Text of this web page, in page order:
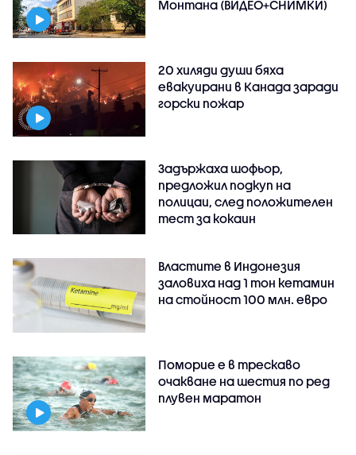
Монтана (ВИДЕО+СНИМКИ)
20 хиляди души бяха
евакуирани в Канада заради
горски пожар
Задържаха шофьор,
предложил подкуп на
полицаи, след положителен
тест за кокаин
Властите в Индонезия
заловиха над 1 тон кетамин
на стойност 100 млн. евро
Поморие е в трескаво
очакване на шестия по ред
плувен маратон